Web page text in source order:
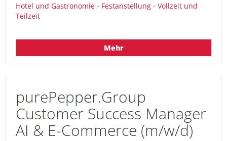
Hotel und Gastronomie - Festanstellung - Vollzeit und
Teilzeit
Mehr
purePepper.Group
Customer Success Manager
AI & E-Commerce (m/w/d)